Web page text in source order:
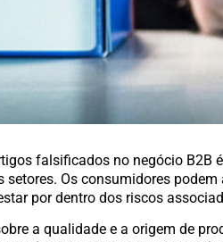
falsificados no negócio B2B
setores. Os consumidores
por dentro dos riscos
a qualidade e a origem de